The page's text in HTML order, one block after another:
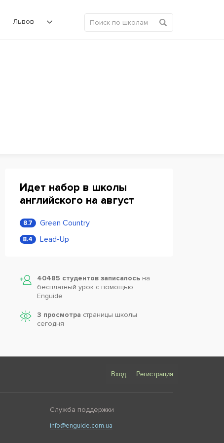
Львов
Идет набор в школы
английского на август
8.7 Green Country
8.4 Lead-Up
40485 студентов записалось на
бесплатный урок с помощью
Enguide
3 просмотра страницы школы
сегодня
Вход Регистрация
Служба поддержки
info@enguide.com.ua